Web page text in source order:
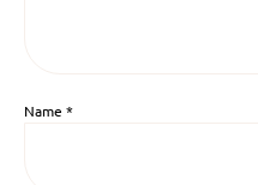
Name *